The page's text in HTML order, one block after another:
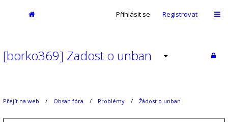
Přihlásit se Registrovat
[borko369] Zadost o unban
Přejít na web Obsah fóra Problémy Žádost o unban